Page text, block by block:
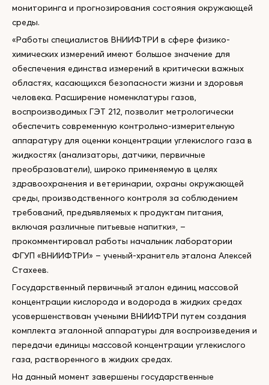
мониторинга и прогнозирования состояния окружающей
среды.
«Работы специалистов ВНИИФТРИ в сфере физико-
химических измерений имеют большое значение для
обеспечения единства измерений в критически важных
областях, касающихся безопасности жизни и здоровья
человека. Расширение номенклатуры газов,
воспроизводимых ГЭТ 212, позволит метрологически
обеспечить современную контрольно-измерительную
аппаратуру для оценки концентрации углекислого газа в
жидкостях (анализаторы, датчики, первичные
преобразователи), широко применяемую в целях
здравоохранения и ветеринарии, охраны окружающей
среды, производственного контроля за соблюдением
требований, предъявляемых к продуктам питания,
включая различные питьевые напитки», –
прокомментировал работы начальник лаборатории
ФГУП «ВНИИФТРИ» – ученый-хранитель эталона Алексей
Стахеев.
Государственный первичный эталон единиц массовой
концентрации кислорода и водорода в жидких средах
усовершенствован учеными ВНИИФТРИ путем создания
комплекта эталонной аппаратуры для воспроизведения и
передачи единицы массовой концентрации углекислого
газа, растворенного в жидких средах.
На данный момент завершены государственные